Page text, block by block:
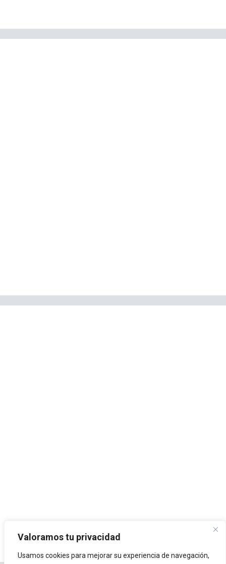
Valoramos tu privacidad
Usamos cookies para mejorar su experiencia de navegación,